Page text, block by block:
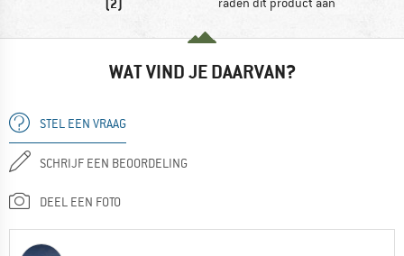
WAT VIND JE DAARVAN?
STEL EEN VRAAG
SCHRIJF EEN BEOORDELING
DEEL EEN FOTO